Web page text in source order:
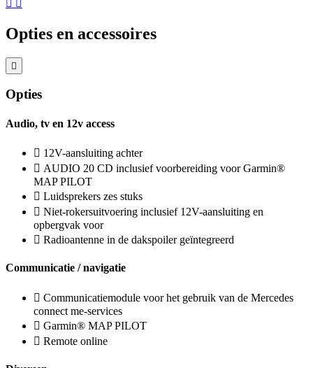
Opties en accessoires
Opties
Audio, tv en 12v access
12V-aansluiting achter
AUDIO 20 CD inclusief voorbereiding voor Garmin®
MAP PILOT
Luidsprekers zes stuks
Niet-rokersuitvoering inclusief 12V-aansluiting en
opbergvak voor
Radioantenne in de dakspoiler geïntegreerd
Communicatie / navigatie
Communicatiemodule voor het gebruik van de Mercedes
connect me-services
Garmin® MAP PILOT
Remote online